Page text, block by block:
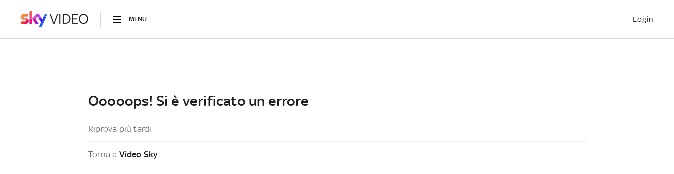
MENU Login
Ooooops! Si è verificato un errore
Riprova più tardi
Torna a Video Sky